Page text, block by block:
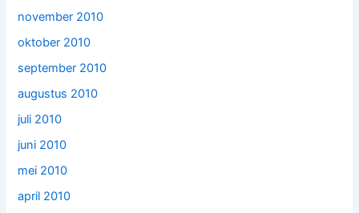
november 2010
oktober 2010
september 2010
augustus 2010
juli 2010
juni 2010
mei 2010
april 2010